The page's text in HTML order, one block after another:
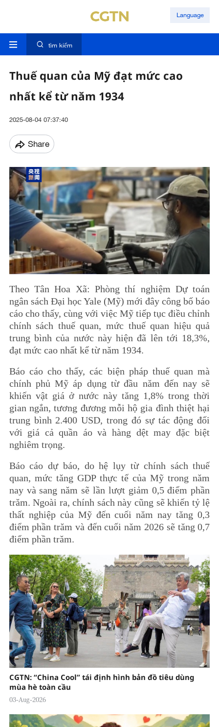
Language
tìm kiếm
Thuế quan của Mỹ đạt mức cao
nhất kể từ năm 1934
2025-08-04 07:37:40
Share
Theo Tân Hoa Xã: Phòng thí nghiệm Dự toán
ngân sách Đại học Yale (Mỹ) mới đây công bố báo
cáo cho thấy, cùng với việc Mỹ tiếp tục điều chỉnh
chính sách thuế quan, mức thuế quan hiệu quả
trung bình của nước này hiện đã lên tới 18,3%,
đạt mức cao nhất kể từ năm 1934.
Báo cáo cho thấy, các biện pháp thuế quan mà
chính phủ Mỹ áp dụng từ đầu năm đến nay sẽ
khiến vật giá ở nước này tăng 1,8% trong thời
gian ngắn, tương đương mỗi hộ gia đình thiệt hại
trung bình 2.400 USD, trong đó sự tác động đối
với giá cả quần áo và hàng dệt may đặc biệt
nghiêm trọng.
Báo cáo dự báo, do hệ lụy từ chính sách thuế
quan, mức tăng GDP thực tế của Mỹ trong năm
nay và sang năm sẽ lần lượt giảm 0,5 điểm phần
trăm. Ngoài ra, chính sách này cũng sẽ khiến tỷ lệ
thất nghiệp của Mỹ đến cuối năm nay tăng 0,3
điểm phần trăm và đến cuối năm 2026 sẽ tăng 0,7
điểm phần trăm.
CGTN: “China Cool” tái định hình bản đồ tiêu dùng
mùa hè toàn cầu
03-Aug-2026